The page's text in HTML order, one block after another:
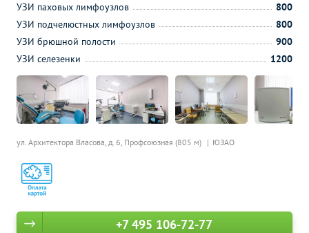
ул. Архитектора Власова, д. 6, Профсоюзная (805 м) ЮЗАО
УЗИ паховых лимфоузлов
800
УЗИ подчелюстных лимфоузлов
800
УЗИ брюшной полости
900
УЗИ селезенки
1200
+7 495 106-72-77